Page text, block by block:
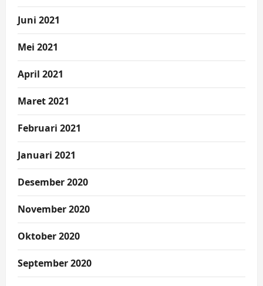
Juni 2021
Mei 2021
April 2021
Maret 2021
Februari 2021
Januari 2021
Desember 2020
November 2020
Oktober 2020
September 2020